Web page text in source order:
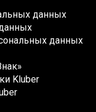
данных
данных
Kluber